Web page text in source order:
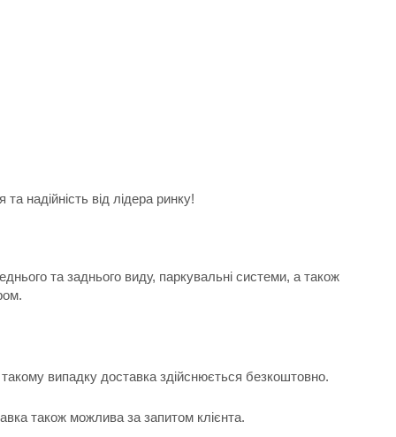
надійність від лідера ринку!
та заднього виду, паркувальні системи, а також
випадку доставка здійснюється безкоштовно.
також можлива за запитом клієнта.